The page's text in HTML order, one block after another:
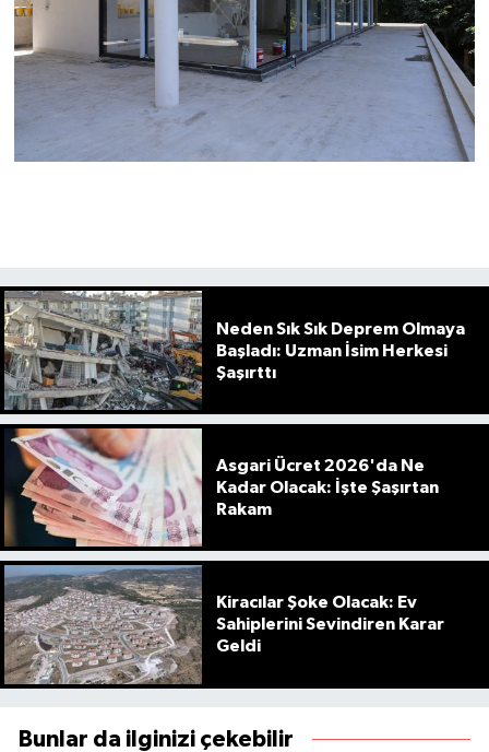
Neden Sık Sık Deprem Olmaya
Başladı: Uzman İsim Herkesi
Şaşırttı
Asgari Ücret 2026'da Ne
Kadar Olacak: İşte Şaşırtan
Rakam
Kiracılar Şoke Olacak: Ev
Sahiplerini Sevindiren Karar
Geldi
Bunlar da ilginizi çekebilir